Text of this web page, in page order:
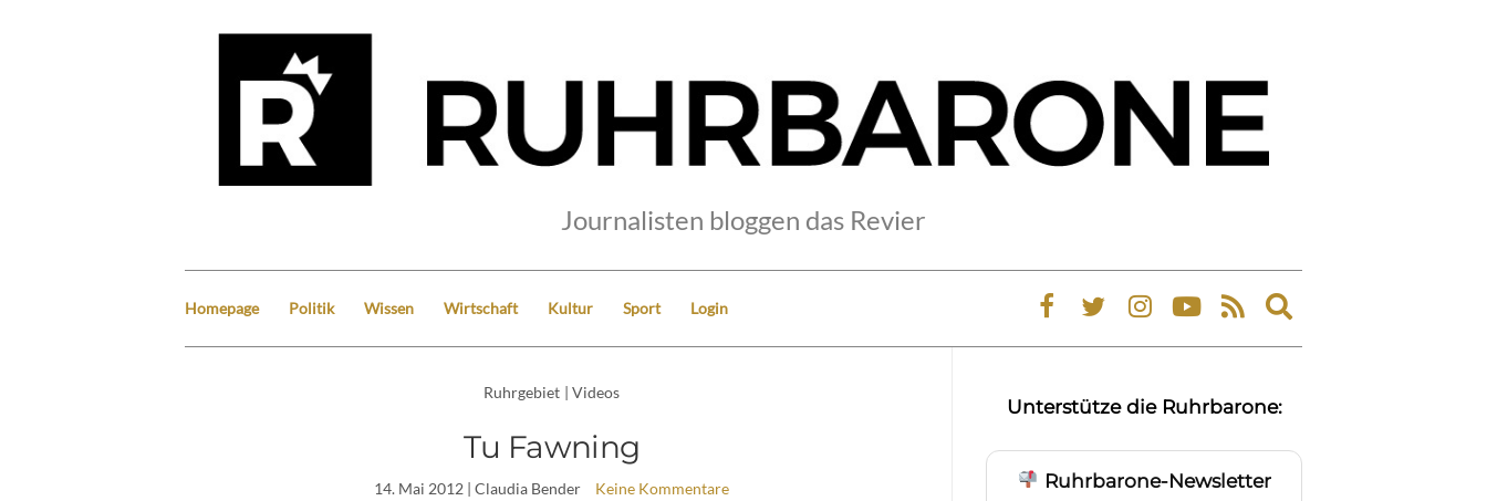
Journalisten bloggen das Revier
Homepage Politik Wissen Wirtschaft Kultur Sport Login
Expand
search
Ruhrgebiet | Videos
Tu Fawning
14. Mai 2012 | Claudia Bender Keine Kommentare
Unterstütze die Ruhrbarone:
Ruhrbarone-Newsletter